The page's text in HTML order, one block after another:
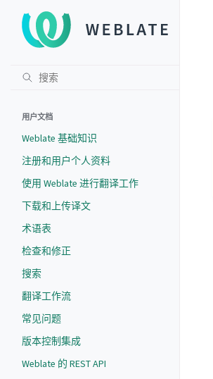
用户文档
Weblate 基础知识
注册和用户个人资料
使用 Weblate 进行翻译工作
下载和上传译文
术语表
检查和修正
搜索
翻译工作流
常见问题
版本控制集成
Weblate 的 REST API